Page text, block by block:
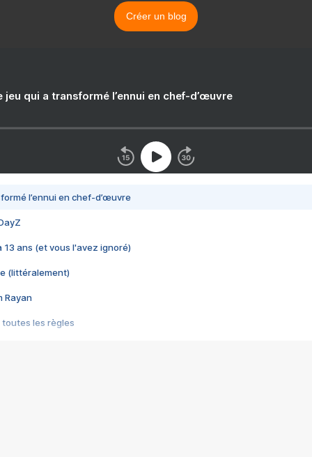
Créer un blog
jeu qui a transformé l’ennui en chef-d’œuvre
l’ennui en chef-d’œuvre
13 ans (et vous l'avez ignoré)
(littéralement)
Rayan
toutes les règles